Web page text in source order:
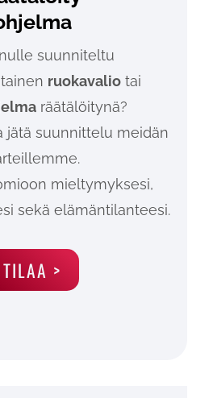
suunniteltu
ruokavaliotai
räätälöitynä?
jätä suunnittelu meidän
mieltymyksesi,
sekä elämäntilanteesi.
TILAA >